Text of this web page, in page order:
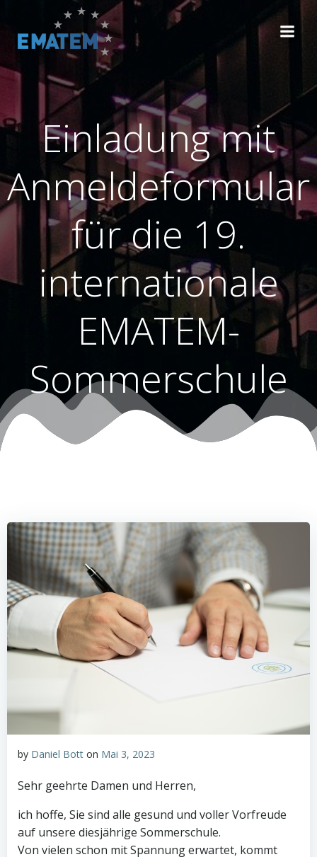
Zum
Inhalt
Einladung mit
Anmeldeformular
für die 19.
internationale
EMATEM-
Sommerschule
by Daniel Bott on Mai 3, 2023
Sehr geehrte Damen und Herren,
ich hoffe, Sie sind alle gesund und voller Vorfreude
auf unsere diesjährige Sommerschule.
Von vielen schon mit Spannung erwartet, kommt